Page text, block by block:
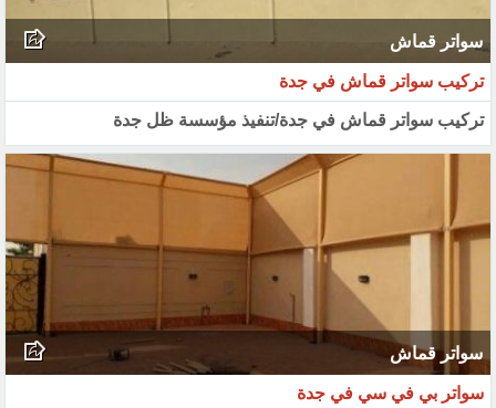
سواتر قماش
تركيب سواتر قماش في جدة
تركيب سواتر قماش في جدة/تنفيذ مؤسسة ظل جدة
سواتر قماش
سواتر بي في سي في جدة